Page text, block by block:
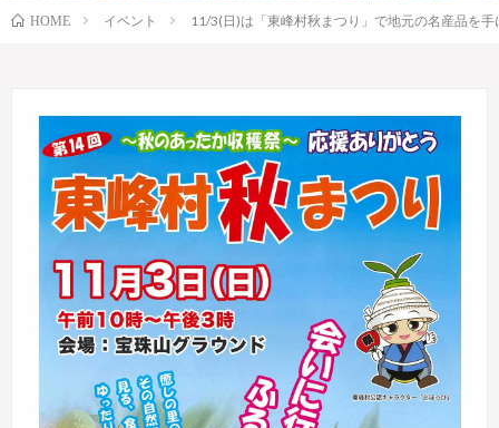
HOME イベント 11/3(日)は「東峰村秋まつり」で地元の名産品を手